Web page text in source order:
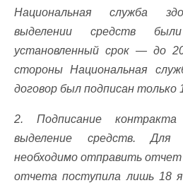
Национальная служба
выделении средств
установленный срок — до
стороны Национальная
договор был подписан только
2. Подписание
выделение средств. Для
необходимо отправить
отчета поступила лишь 18